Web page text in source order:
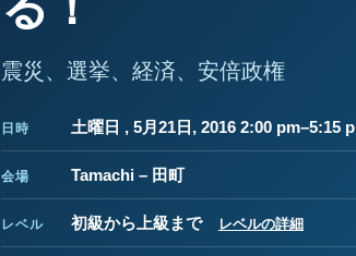
震災、選挙、経済、安倍政権
日時 土曜日 , 5月21日, 2016 2:00 pm–5:15
会場 Tamachi – 田町
レベル 初級から上級まで レベルの詳細